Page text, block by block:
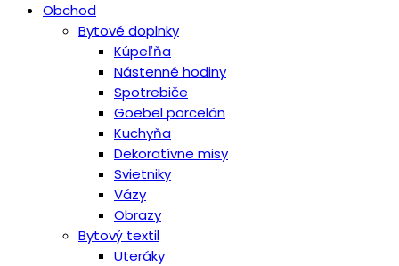
Obchod
Bytové doplnky
Kúpeľňa
Nástenné hodiny
Spotrebiče
Goebel porcelán
Kuchyňa
Dekoratívne misy
Svietniky
Vázy
Obrazy
Bytový textil
Uteráky